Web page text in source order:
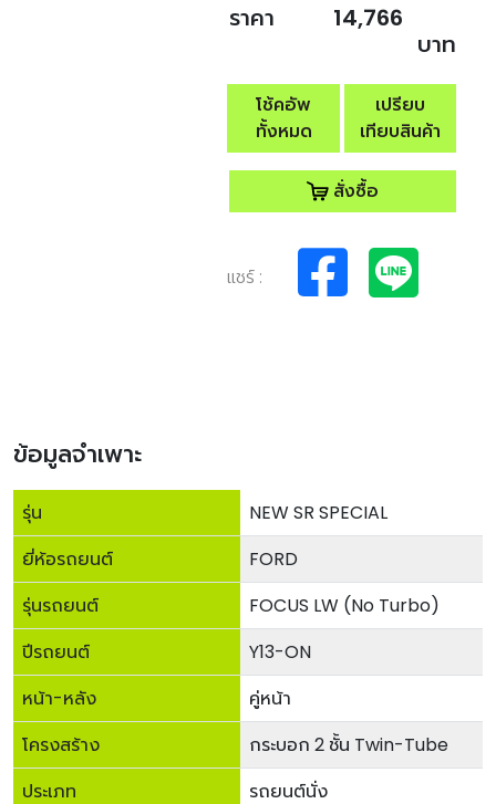
ราคา
14,766
บาท
โช้คอัพ
ทั้งหมด
เปรียบ
เทียบสินค้า
สั่งซื้อ
แชร์ :
ข้อมูลจำเพาะ
รุ่น
NEW SR SPECIAL
ยี่ห้อรถยนต์
FORD
รุ่นรถยนต์
FOCUS LW (No Turbo)
ปีรถยนต์
Y13-ON
หน้า-หลัง
คู่หน้า
โครงสร้าง
กระบอก 2 ชั้น Twin-Tube
ประเภท
รถยนต์นั่ง